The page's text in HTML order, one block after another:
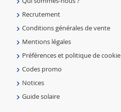
Recrutement
Conditions générales de vente
Mentions légales
Préférences et politique de cookie
Codes promo
Notices
Guide solaire